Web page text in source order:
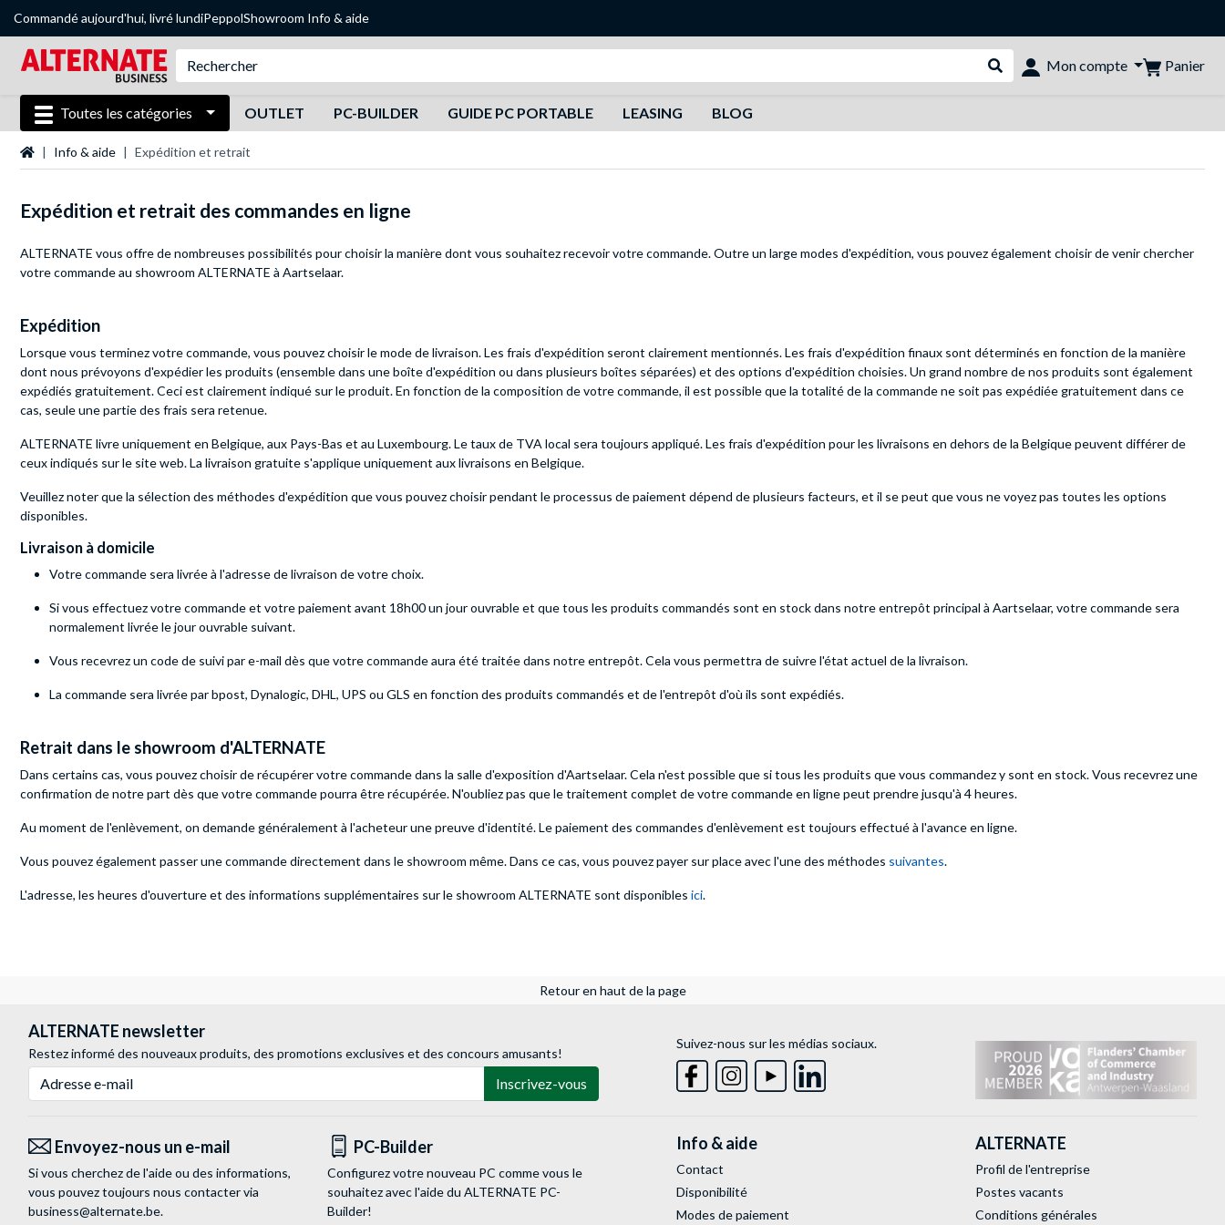
Commandé aujourd'hui, livré lundiPeppolShowroom Info & aide
Rechercher dans le shop
Mon compte Panier
Toutes les catégories OUTLET PC-BUILDER GUIDE PC PORTABLE LEASING BLOG
Page d'accueil
Info & aide Expédition et retrait
Expédition et retrait des commandes en ligne
ALTERNATE vous offre de nombreuses possibilités pour choisir la manière dont vous souhaitez recevoir votre commande. Outre un large modes d'expédition, vous pouvez également choisir de venir chercher
votre commande au showroom ALTERNATE à Aartselaar.
Expédition
Lorsque vous terminez votre commande, vous pouvez choisir le mode de livraison. Les frais d'expédition seront clairement mentionnés. Les frais d'expédition finaux sont déterminés en fonction de la manière
dont nous prévoyons d'expédier les produits (ensemble dans une boîte d'expédition ou dans plusieurs boîtes séparées) et des options d'expédition choisies. Un grand nombre de nos produits sont également
expédiés gratuitement. Ceci est clairement indiqué sur le produit. En fonction de la composition de votre commande, il est possible que la totalité de la commande ne soit pas expédiée gratuitement dans ce
cas, seule une partie des frais sera retenue.
ALTERNATE livre uniquement en Belgique, aux Pays-Bas et au Luxembourg. Le taux de TVA local sera toujours appliqué. Les frais d'expédition pour les livraisons en dehors de la Belgique peuvent différer de
ceux indiqués sur le site web. La livraison gratuite s'applique uniquement aux livraisons en Belgique.
Veuillez noter que la sélection des méthodes d'expédition que vous pouvez choisir pendant le processus de paiement dépend de plusieurs facteurs, et il se peut que vous ne voyez pas toutes les options
disponibles.
Livraison à domicile
Votre commande sera livrée à l'adresse de livraison de votre choix.
Si vous effectuez votre commande et votre paiement avant 18h00 un jour ouvrable et que tous les produits commandés sont en stock dans notre entrepôt principal à Aartselaar, votre commande sera
normalement livrée le jour ouvrable suivant.
Vous recevrez un code de suivi par e-mail dès que votre commande aura été traitée dans notre entrepôt. Cela vous permettra de suivre l'état actuel de la livraison.
La commande sera livrée par bpost, Dynalogic, DHL, UPS ou GLS en fonction des produits commandés et de l'entrepôt d'où ils sont expédiés.
Retrait dans le showroom d'ALTERNATE
Dans certains cas, vous pouvez choisir de récupérer votre commande dans la salle d'exposition d'Aartselaar. Cela n'est possible que si tous les produits que vous commandez y sont en stock. Vous recevrez une
confirmation de notre part dès que votre commande pourra être récupérée. N'oubliez pas que le traitement complet de votre commande en ligne peut prendre jusqu'à 4 heures.
Au moment de l'enlèvement, on demande généralement à l'acheteur une preuve d'identité. Le paiement des commandes d'enlèvement est toujours effectué à l'avance en ligne.
Vous pouvez également passer une commande directement dans le showroom même. Dans ce cas, vous pouvez payer sur place avec l'une des méthodes suivantes.
L'adresse, les heures d'ouverture et des informations supplémentaires sur le showroom ALTERNATE sont disponibles ici.
Retour en haut de la page
ALTERNATE newsletter
Restez informé des nouveaux produits, des promotions exclusives et des concours amusants!
Inscrivez-vous
Suivez-nous sur les médias sociaux.
Envoyez-nous un e-mail
Si vous cherchez de l'aide ou des informations,
vous pouvez toujours nous contacter via
business@alternate.be.
PC-Builder
Configurez votre nouveau PC comme vous le
souhaitez avec l'aide du ALTERNATE PC-
Builder!
Info & aide
Contact
Disponibilité
Modes de paiement
ALTERNATE
Profil de l'entreprise
Postes vacants
Conditions générales